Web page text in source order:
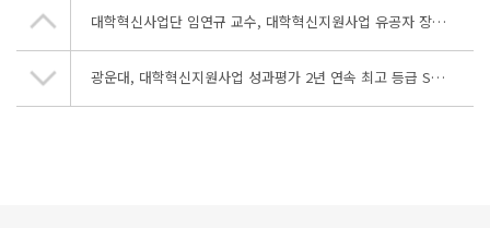
대학혁신사업단 임연규 교수, 대학혁신지원사업 유공자 장관 표창 수상
광운대, 대학혁신지원사업 성과평가 2년 연속 최고 등급 S획득